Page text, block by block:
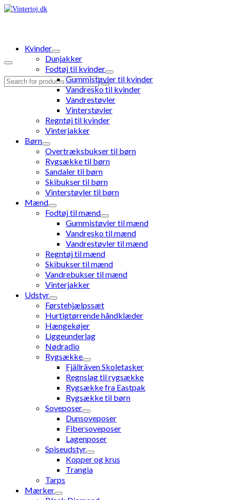
Search
Kvinder
Dunjakker
Fodtøj til kvinder
Gummistøvler til kvinder
Vandresko til kvinder
Vandrestøvler
Vinterstøvler
Regntøj til kvinder
Vinterjakker
Børn
Overtræksbukser til børn
Rygsække til børn
Sandaler til børn
Skibukser til børn
Vinterstøvler til børn
Mænd
Fodtøj til mænd
Gummistøvler til mænd
Vandresko til mænd
Vandrestøvler til mænd
Regntøj til mænd
Skibukser til mænd
Vandrebukser til mænd
Vinterjakker
Udstyr
Førstehjælpssæt
Hurtigtørrende håndklæder
Hængekøjer
Liggeunderlag
Nødradio
Rygsække
Fjällräven Skoletasker
Regnslag til rygsække
Rygsække fra Eastpak
Rygsække til børn
Soveposer
Dunsoveposer
Fibersoveposer
Lagenposer
Spiseudstyr
Kopper og krus
Trangia
Tarps
Mærker